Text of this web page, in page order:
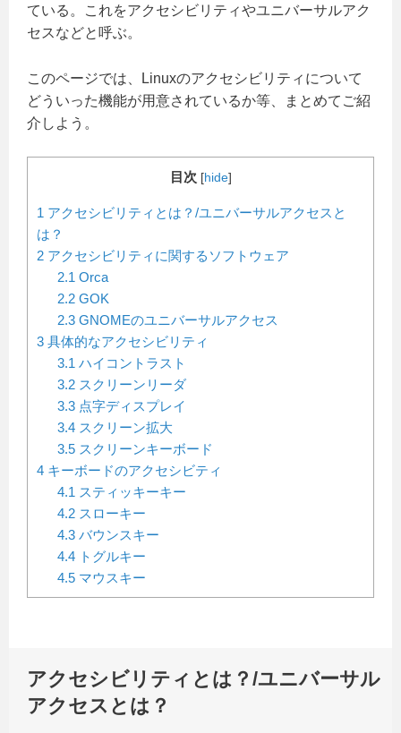
ている。これをアクセシビリティやユニバーサルアク
セスなどと呼ぶ。
このページでは、Linuxのアクセシビリティについて
どういった機能が用意されているか等、まとめてご紹
介しよう。
目次 [hide]
1 アクセシビリティとは？/ユニバーサルアクセスと
は？
2 アクセシビリティに関するソフトウェア
2.1 Orca
2.2GOK
2.3GNOMEのユニバーサルアクセス
3 具体的なアクセシビリティ
3.1 ハイコントラスト
3.2スクリーンリーダ
3.3点字ディスプレイ
3.4スクリーン拡大
3.5スクリーンキーボード
4 キーボードのアクセシビティ
4.1 スティッキーキー
4.2スローキー
4.3バウンスキー
4.4トグルキー
4.5マウスキー
アクセシビリティとは？/ユニバーサル
アクセスとは？